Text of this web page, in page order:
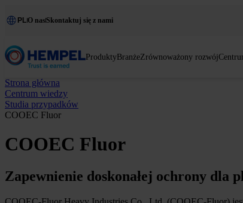
PL O nas Skontaktuj się z nami
ProduktyBranżeZrównoważony rozwój
Strona główna
Centrum wiedzy
Studia przypadków
COOEC Fluor
COOEC Fluor
Zapewnienie doskonałej ochrony dla